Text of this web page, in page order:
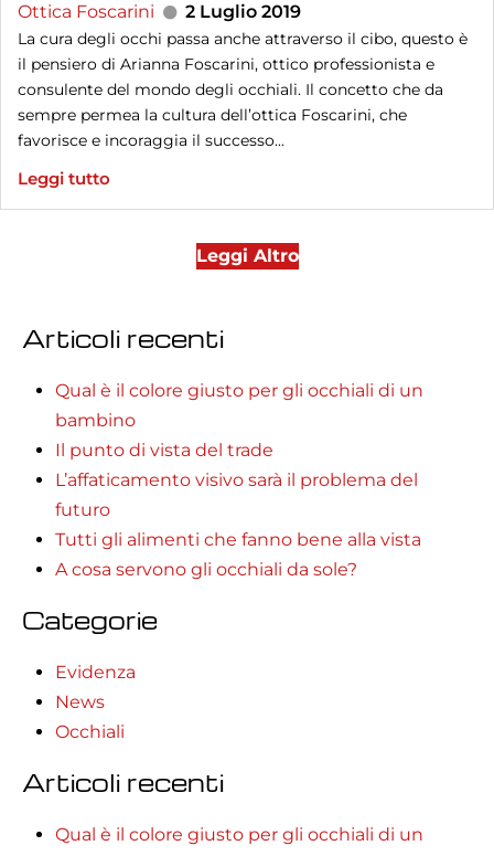
Ottica Foscarini 2 Luglio 2019
La cura degli occhi passa anche attraverso il cibo, questo è
il pensiero di Arianna Foscarini, ottico professionista e
consulente del mondo degli occhiali. Il concetto che da
sempre permea la cultura dell’ottica Foscarini, che
favorisce e incoraggia il successo...
Leggi tutto
Leggi Altro
Articoli recenti
Qual è il colore giusto per gli occhiali di un
bambino
Il punto di vista del trade
L’affaticamento visivo sarà il problema del
futuro
Tutti gli alimenti che fanno bene alla vista
A cosa servono gli occhiali da sole?
Categorie
Evidenza
News
Occhiali
Articoli recenti
Qual è il colore giusto per gli occhiali di un